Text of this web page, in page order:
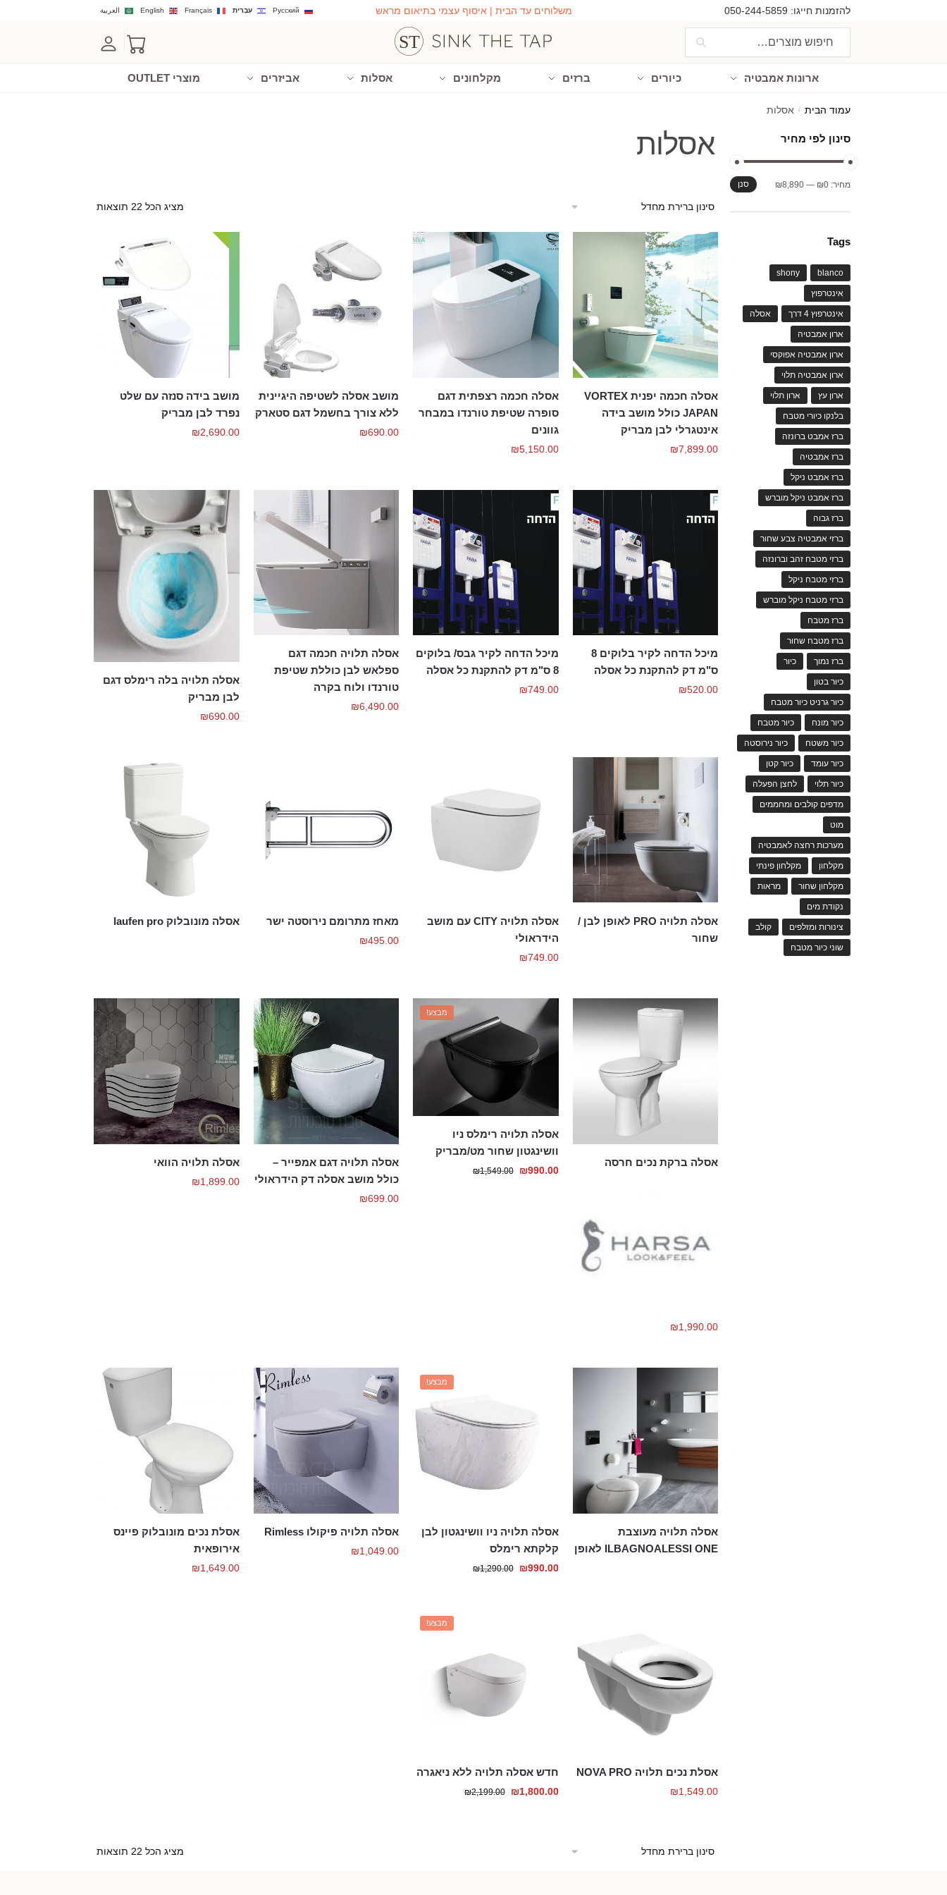
להזמנות חייגו: 050-244-5859 משלוחים עד הבית | איסוף עצמי בתיאום מראש العربية English Français עִבְרִית Русский
חיפוש
ארונות אמבטיה כיורים ברזים מקלחונים אסלות אביזרים מוצרי OUTLET
עמוד הבית / אסלות
אסלות
מציג הכל 22 תוצאות
אסלה חכמה יפנית VORTEX
JAPAN כולל מושב בידה
אינטגרלי לבן מבריק
₪7,899.00
אסלה חכמה רצפתית דגם
סופרה שטיפת טורנדו במבחר
גוונים
₪5,150.00
מושב אסלה לשטיפה היגיינית
ללא צורך בחשמל דגם סטארק
₪690.00
מושב בידה סנזה עם שלט
נפרד לבן מבריק
₪2,690.00
מיכל הדחה לקיר בלוקים 8
ס"מ דק להתקנת כל אסלה
₪520.00
מיכל הדחה לקיר גבס/ בלוקים
8 ס"מ דק להתקנת כל אסלה
₪749.00
אסלה תלויה חכמה דגם
ספלאש לבן כוללת שטיפת
טורנדו ולוח בקרה
₪6,490.00
אסלה תלויה בלה רימלס דגם
לבן מבריק
₪690.00
אסלה תלויה PRO לאופן לבן /
שחור
אסלה תלויה CITY עם מושב
הידראולי
₪749.00
מאחז מתרומם נירוסטה ישר
₪495.00
אסלה מונובלוק laufen pro
אסלה ברקת נכים חרסה
₪1,990.00
מבצע!
אסלה תלויה רימלס ניו
וושינגטון שחור מט/מבריק
₪1,549.00
המחיר
₪990.00
המחיר
אסלה תלויה דגם אמפייר –
כולל מושב אסלה דק הידראולי
₪699.00
אסלה תלויה הוואי
₪1,899.00
אסלה תלויה מעוצבת
ILBAGNOALESSI ONE לאופן
מבצע!
אסלה תלויה ניו וושינגטון לבן
קלקתא רימלס
₪1,290.00
המחיר
₪1,290.00.
₪990.00
המחיר
₪990.00.
אסלה תלויה פיקולו Rimless
₪1,049.00
אסלת נכים מונובלוק פיינס
אירופאית
₪1,649.00
אסלת נכים תלויה NOVA PRO
₪1,549.00
מבצע!
חדש אסלה תלויה ללא ניאגרה
₪2,199.00
המחיר
₪1,800.00
המחיר
מציג הכל 22 תוצאות
סינון לפי מחיר
מחיר
מחיר
סנן מחיר: ₪0
—
₪8,890
Tags
blanco
shony
אינטרפוץ
אינטרפוץ 4 דרך אסלה
ארון אמבטיה
ארון אמבטיה אפוקסי
ארון אמבטיה תלוי
ארון עץ ארון תלוי
בלנקו כיורי מטבח
ברז אמבט ברונזה
ברז אמבטיה
ברז אמבט ניקל
ברז אמבט ניקל מוברש
ברז גבוה
ברזי אמבטיה צבע שחור
ברזי מטבח זהב וברונזה
ברזי מטבח ניקל
ברזי מטבח ניקל מוברש
ברז מטבח
ברז מטבח שחור
ברז נמוך כיור
כיור בטון
כיור גרניט כיור מטבח
כיור מונח כיור מטבח
כיור משטח כיור נירוסטה
כיור עומד כיור קטן
כיור תלוי לחצן הפעלה
מדפים קולבים ומחממים
מוט
מערכות רחצה לאמבטיה
מקלחון מקלחון פינתי
מקלחון שחור מראות
נקודת מים
צינורות ומזלפים קולב
שוני כיור מטבח